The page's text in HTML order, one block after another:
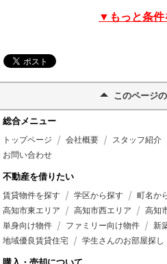
▼もっと条
このページ
総合メニュー
トップページ 会社概要 スタッフ紹介
お問い合わせ
不動産を借りたい
賃貸物件を探す 学区から探す 町名か
高知市東エリア
高知市西エリア 高知
単身向け物件
ファミリー向け物件
新
地域優良賃貸住宅
学生さんのお部屋探し